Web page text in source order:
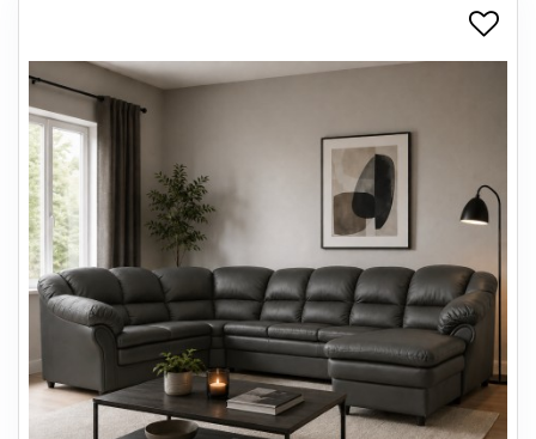
+
+
SOVEVÆRELSE
KONTORMØBLER
OPBEVARING
+
TÆPPER
+
LAMPER
+
ENTREMØBLER
+
HAVEMØBLER
OUTLET